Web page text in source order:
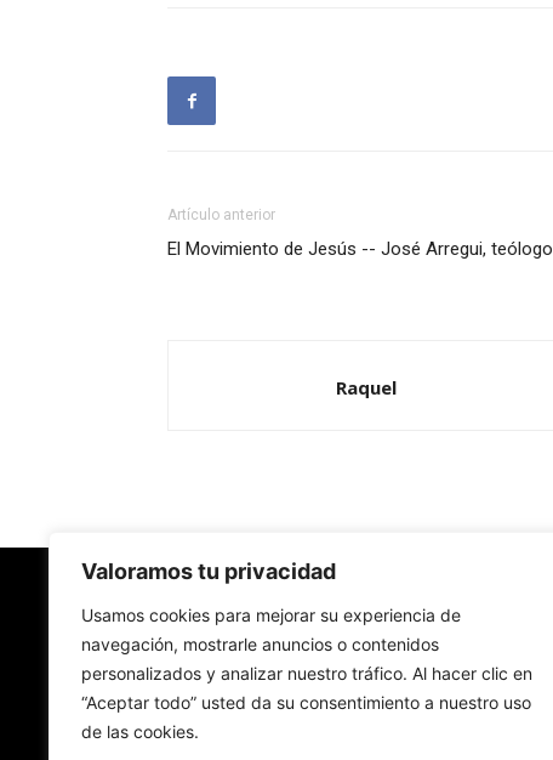
Valoramos tu privacidad
Usamos cookies para mejorar su experiencia de
navegación, mostrarle anuncios o contenidos
personalizados y analizar nuestro tráfico. Al hacer clic en
“Aceptar todo” usted da su consentimiento a nuestro uso
de las cookies.
Artículo anterior
El Movimiento de Jesús -- José Arregui, teólogo
Raquel
Redes Cristianas
Una mirada alternativa sobre la Iglesia católica y la
- Colectivos de Redes Cristianas